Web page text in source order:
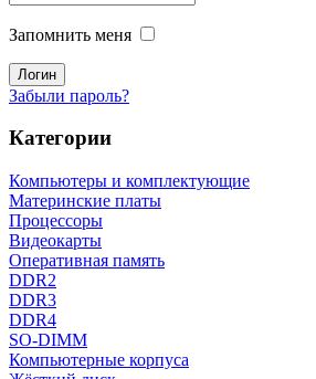
Запомнить меня
Забыли пароль?
Категории
Компьютеры и комплектующие
Материнские платы
Процессоры
Видеокарты
Оперативная память
DDR2
DDR3
DDR4
SO-DIMM
Компьютерные корпуса